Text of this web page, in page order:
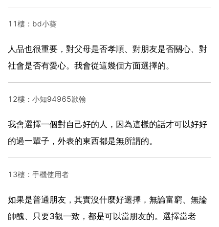
11樓：bd小葵
人品也很重要，對父母是否孝順、對朋友是否關心、對
社會是否有愛心。我會從這幾個方面選擇的。
12樓：小知94965歉翰
我會選擇一個對自己好的人，因為這樣的話才可以好好
的過一輩子，外表的東西都是無所謂的。
13樓：手機使用者
如果是普通朋友，其實沒什麼好選擇，無論富窮、無論
帥醜、只要3觀一致，都是可以當朋友的。選擇當老